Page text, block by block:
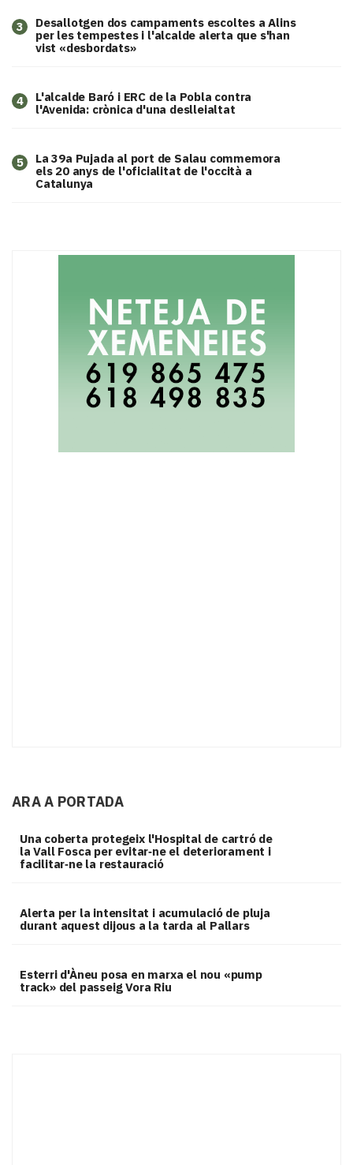
3
​Desallotgen dos campaments escoltes a Alins
per les tempestes i l'alcalde alerta que s'han
vist «desbordats»
4
L'alcalde Baró i ERC de la Pobla contra
l'Avenida: crònica d'una deslleialtat
5
​La 39a Pujada al port de Salau commemora
els 20 anys de l'oficialitat de l'occità a
Catalunya
ARA A PORTADA
Una coberta protegeix l'Hospital de cartró de
la Vall Fosca per evitar‑ne el deteriorament i
facilitar‑ne la restauració
Alerta per la intensitat i acumulació de pluja
durant aquest dijous a la tarda al Pallars
Esterri d'Àneu posa en marxa el nou «pump
track» del passeig Vora Riu